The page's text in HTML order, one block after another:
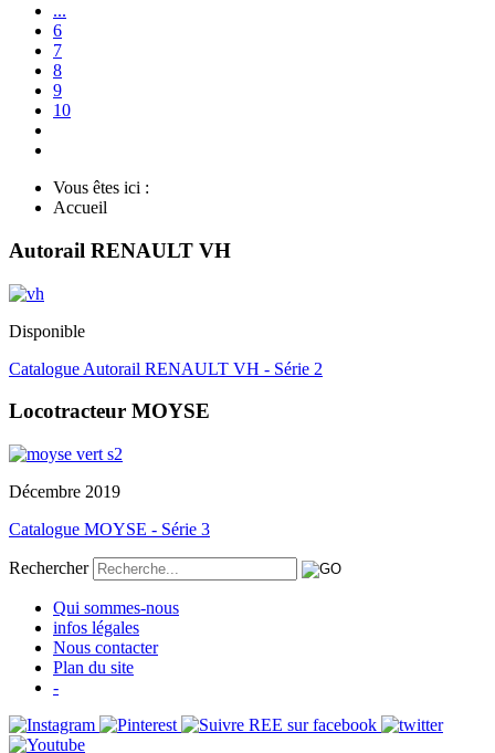
...
6
7
8
9
10
Vous êtes ici :
Accueil
Autorail RENAULT VH
Disponible
Catalogue Autorail RENAULT VH - Série 2
Locotracteur MOYSE
Décembre 2019
Catalogue MOYSE - Série 3
Rechercher
Qui sommes-nous
infos légales
Nous contacter
Plan du site
-